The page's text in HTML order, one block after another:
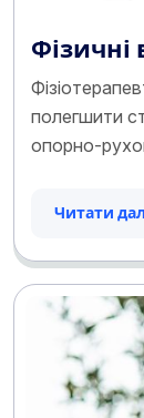
Фізичні
полегшити
опорно-
Читати